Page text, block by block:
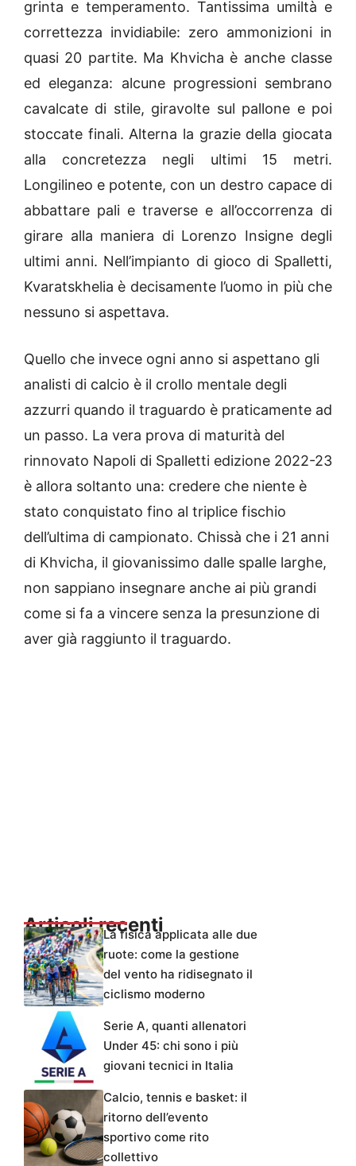
grinta e temperamento. Tantissima umiltà e
correttezza invidiabile: zero ammonizioni in
quasi 20 partite. Ma Khvicha è anche classe
ed eleganza: alcune progressioni sembrano
cavalcate di stile, giravolte sul pallone e poi
stoccate finali. Alterna la grazie della giocata
alla concretezza negli ultimi 15 metri.
Longilineo e potente, con un destro capace di
abbattare pali e traverse e all’occorrenza di
girare alla maniera di Lorenzo Insigne degli
ultimi anni. Nell’impianto di gioco di Spalletti,
Kvaratskhelia è decisamente l’uomo in più che
nessuno si aspettava.
Quello che invece ogni anno si aspettano gli
analisti di calcio è il crollo mentale degli
azzurri quando il traguardo è praticamente ad
un passo. La vera prova di maturità del
rinnovato Napoli di Spalletti edizione 2022-23
è allora soltanto una: credere che niente è
stato conquistato fino al triplice fischio
dell’ultima di campionato. Chissà che i 21 anni
di Khvicha, il giovanissimo dalle spalle larghe,
non sappiano insegnare anche ai più grandi
come si fa a vincere senza la presunzione di
aver già raggiunto il traguardo.
Articoli recentiLa fisica applicata alle due
ruote: come la gestione
del vento ha ridisegnato il
ciclismo moderno
Serie A, quanti allenatori
Under 45: chi sono i più
giovani tecnici in Italia
Calcio, tennis e basket: il
ritorno dell’evento
sportivo come rito
collettivo